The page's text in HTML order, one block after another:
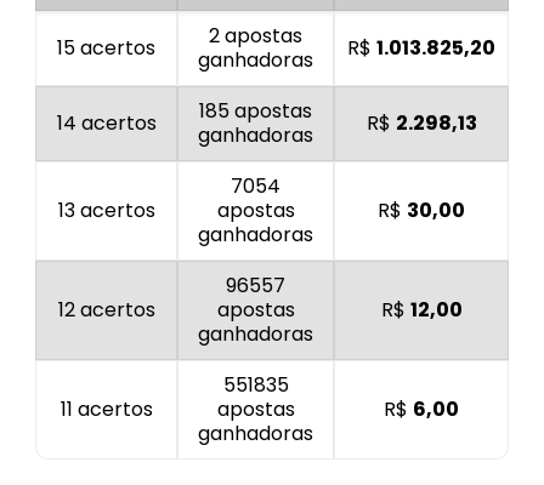
15 acertos
2 apostas
ganhadoras
R$ 1.013.825,20
14 acertos
185 apostas
ganhadoras
R$ 2.298,13
13 acertos
7054
apostas
ganhadoras
R$ 30,00
12 acertos
96557
apostas
ganhadoras
R$ 12,00
11 acertos
551835
apostas
ganhadoras
R$ 6,00